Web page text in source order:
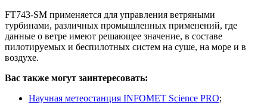
FT743-SM применяется для управления ветряными
турбинами, различных промышленных применений, где
данные о ветре имеют решающее значение, в составе
пилотируемых и беспилотных систем на суше, на море и в
воздухе.
Вас также могут заинтересовать:
Научная метеостанция INFOMET Scienсe PRO;